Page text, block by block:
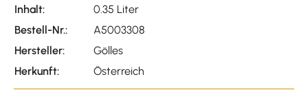
Inhalt:
0.35 Liter
Bestell-Nr.:
A5003308
Hersteller:
Gölles
Herkunft:
Österreich